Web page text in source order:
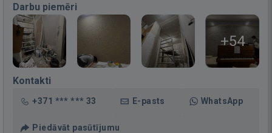
Darbu piemēri
+54
Kontakti
+371 *** *** 33 E-pasts WhatsApp
Piedāvāt pasūtījumu